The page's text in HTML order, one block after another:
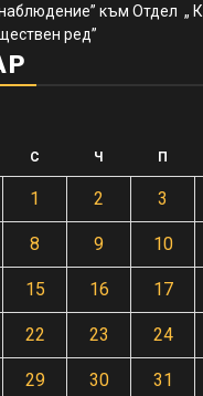
към Отдел „
ред”
С Ч П
1 2 3
8 9 10
15 16 17
22 23 24
29 30 31